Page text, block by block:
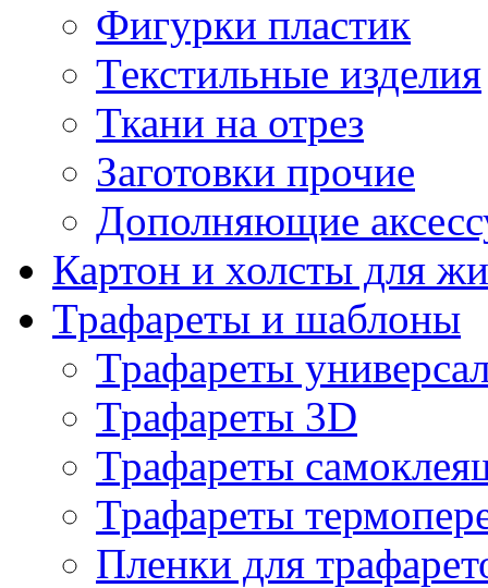
Фигурки пластик
Текстильные изделия
Ткани на отрез
Заготовки прочие
Дополняющие
Картон и холсты для
Трафареты и шаблоны
Трафареты
Трафареты 3D
Трафареты
Трафареты
Пленки для